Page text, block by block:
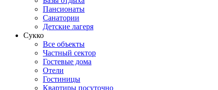
Пансионаты
Санатории
Детские лагеря
Сукко
Все объекты
Частный сектор
Гостевые дома
Отели
Гостиницы
Квартиры посуточно